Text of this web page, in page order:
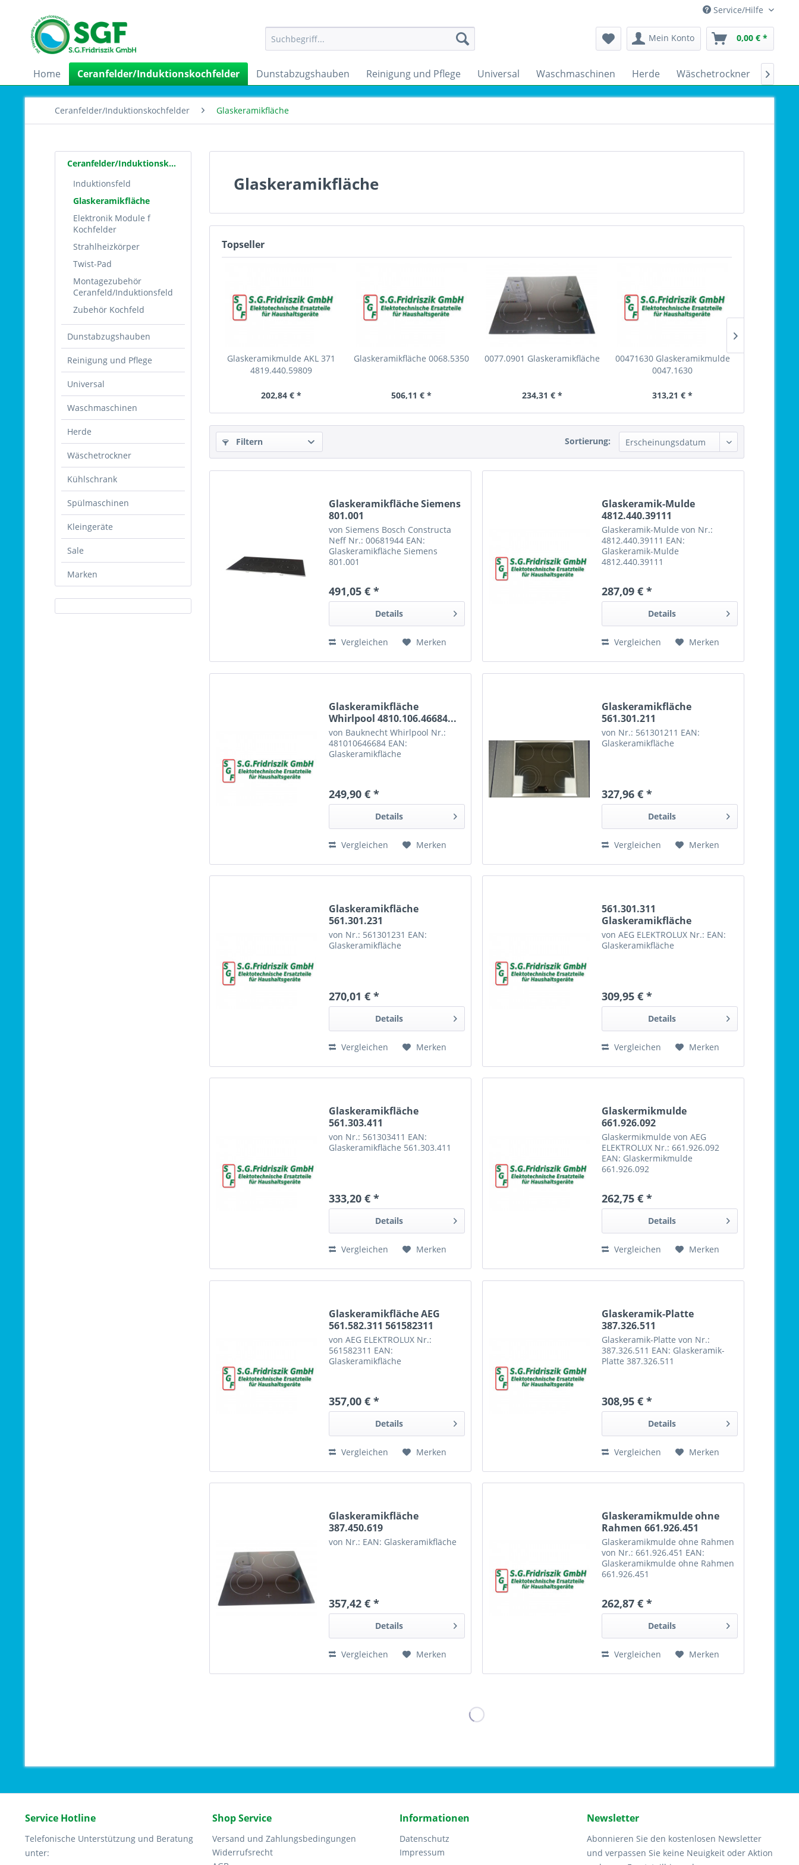
Service/Hilfe
Mein Konto 0,00 € *
Home Ceranfelder/Induktionskochfelder Dunstabzugshauben Reinigung und Pflege Universal Waschmaschinen Herde Wäschetrockner 
Ceranfelder/Induktionskochfelder Glaskeramikfläche
Ceranfelder/Induktionskochfelder
Induktionsfeld
Glaskeramikfläche
Elektronik Module f
Kochfelder
Strahlheizkörper
Twist-Pad
Montagezubehör
Ceranfeld/Induktionsfeld
Zubehör Kochfeld
Dunstabzugshauben
Reinigung und Pflege
Universal
Waschmaschinen
Herde
Wäschetrockner
Kühlschrank
Spülmaschinen
Kleingeräte
Sale
Marken
Glaskeramikfläche
Topseller
Glaskeramikmulde AKL 371
4819.440.59809
202,84 € *
Glaskeramikfläche 0068.5350
506,11 € *
0077.0901 Glaskeramikfläche
234,31 € *
00471630 Glaskeramikmulde
0047.1630
313,21 € *
Filtern Sortierung:
Glaskeramikfläche Siemens
801.001
von Siemens Bosch Constructa
Neff Nr.: 00681944 EAN:
Glaskeramikfläche Siemens
801.001
491,05 € *
Details
Vergleichen Merken
Glaskeramik-Mulde
4812.440.39111
Glaskeramik-Mulde von Nr.:
4812.440.39111 EAN:
Glaskeramik-Mulde
4812.440.39111
287,09 € *
Details
Vergleichen Merken
Glaskeramikfläche
Whirlpool 4810.106.46684...
von Bauknecht Whirlpool Nr.:
481010646684 EAN:
Glaskeramikfläche
249,90 € *
Details
Vergleichen Merken
Glaskeramikfläche
561.301.211
von Nr.: 561301211 EAN:
Glaskeramikfläche
327,96 € *
Details
Vergleichen Merken
Glaskeramikfläche
561.301.231
von Nr.: 561301231 EAN:
Glaskeramikfläche
270,01 € *
Details
Vergleichen Merken
561.301.311
Glaskeramikfläche
von AEG ELEKTROLUX Nr.: EAN:
Glaskeramikfläche
309,95 € *
Details
Vergleichen Merken
Glaskeramikfläche
561.303.411
von Nr.: 561303411 EAN:
Glaskeramikfläche 561.303.411
333,20 € *
Details
Vergleichen Merken
Glaskermikmulde
661.926.092
Glaskermikmulde von AEG
ELEKTROLUX Nr.: 661.926.092
EAN: Glaskermikmulde
661.926.092
262,75 € *
Details
Vergleichen Merken
Glaskeramikfläche AEG
561.582.311 561582311
von AEG ELEKTROLUX Nr.:
561582311 EAN:
Glaskeramikfläche
357,00 € *
Details
Vergleichen Merken
Glaskeramik-Platte
387.326.511
Glaskeramik-Platte von Nr.:
387.326.511 EAN: Glaskeramik-
Platte 387.326.511
308,95 € *
Details
Vergleichen Merken
Glaskeramikfläche
387.450.619
von Nr.: EAN: Glaskeramikfläche
357,42 € *
Details
Vergleichen Merken
Glaskeramikmulde ohne
Rahmen 661.926.451
Glaskeramikmulde ohne Rahmen
von Nr.: 661.926.451 EAN:
Glaskeramikmulde ohne Rahmen
661.926.451
262,87 € *
Details
Vergleichen Merken
Service Hotline
Telefonische Unterstützung und Beratung
unter:
Shop Service
Versand und Zahlungsbedingungen
Widerrufsrecht
Informationen
Datenschutz
Impressum
Newsletter
Abonnieren Sie den kostenlosen Newsletter
und verpassen Sie keine Neuigkeit oder Aktion